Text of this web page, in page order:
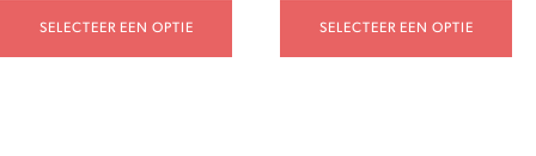
SELECTEER EEN OPTIE SELECTEER EEN OPTIE